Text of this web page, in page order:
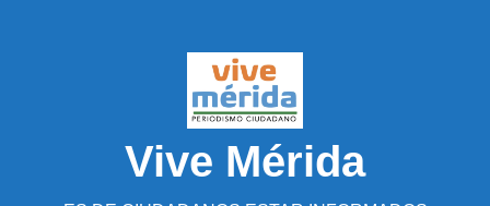
Vive Mérida